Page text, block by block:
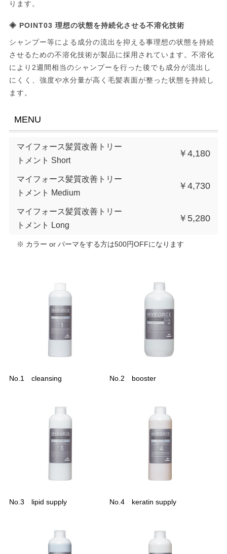
ります。
◈ POINT03 理想の状態を持続化させる不溶化技術
シャンプー等による成分の流出を抑える事理想の状態を持続
させるための不溶化技術が製品に採用されています。不溶化
により2週間相当のシャンプーを行った後でも成分が流出し
にくく、強度や水分量が高く毛髪表面が整った状態を持続し
ます。
MENU
マイフォース髪質改善トリー
トメント Short
￥4,180
マイフォース髪質改善トリー
トメント Medium
￥4,730
マイフォース髪質改善トリー
トメント Long
￥5,280
※ カラー or パーマをする方は500円OFFになります
No.1 cleansing No.2 booster
No.3 lipid supply No.4 keratin supply